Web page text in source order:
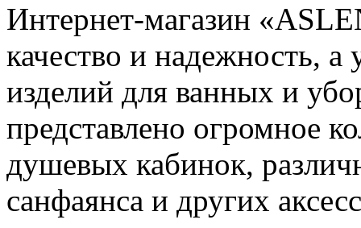
Интернет-магазин
качество и надежность,
изделий для ванных и
представлено огромное
душевых кабинок,
санфаянса и других